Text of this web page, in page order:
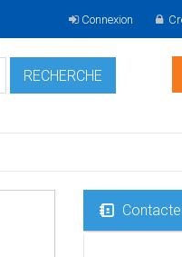
Connexion